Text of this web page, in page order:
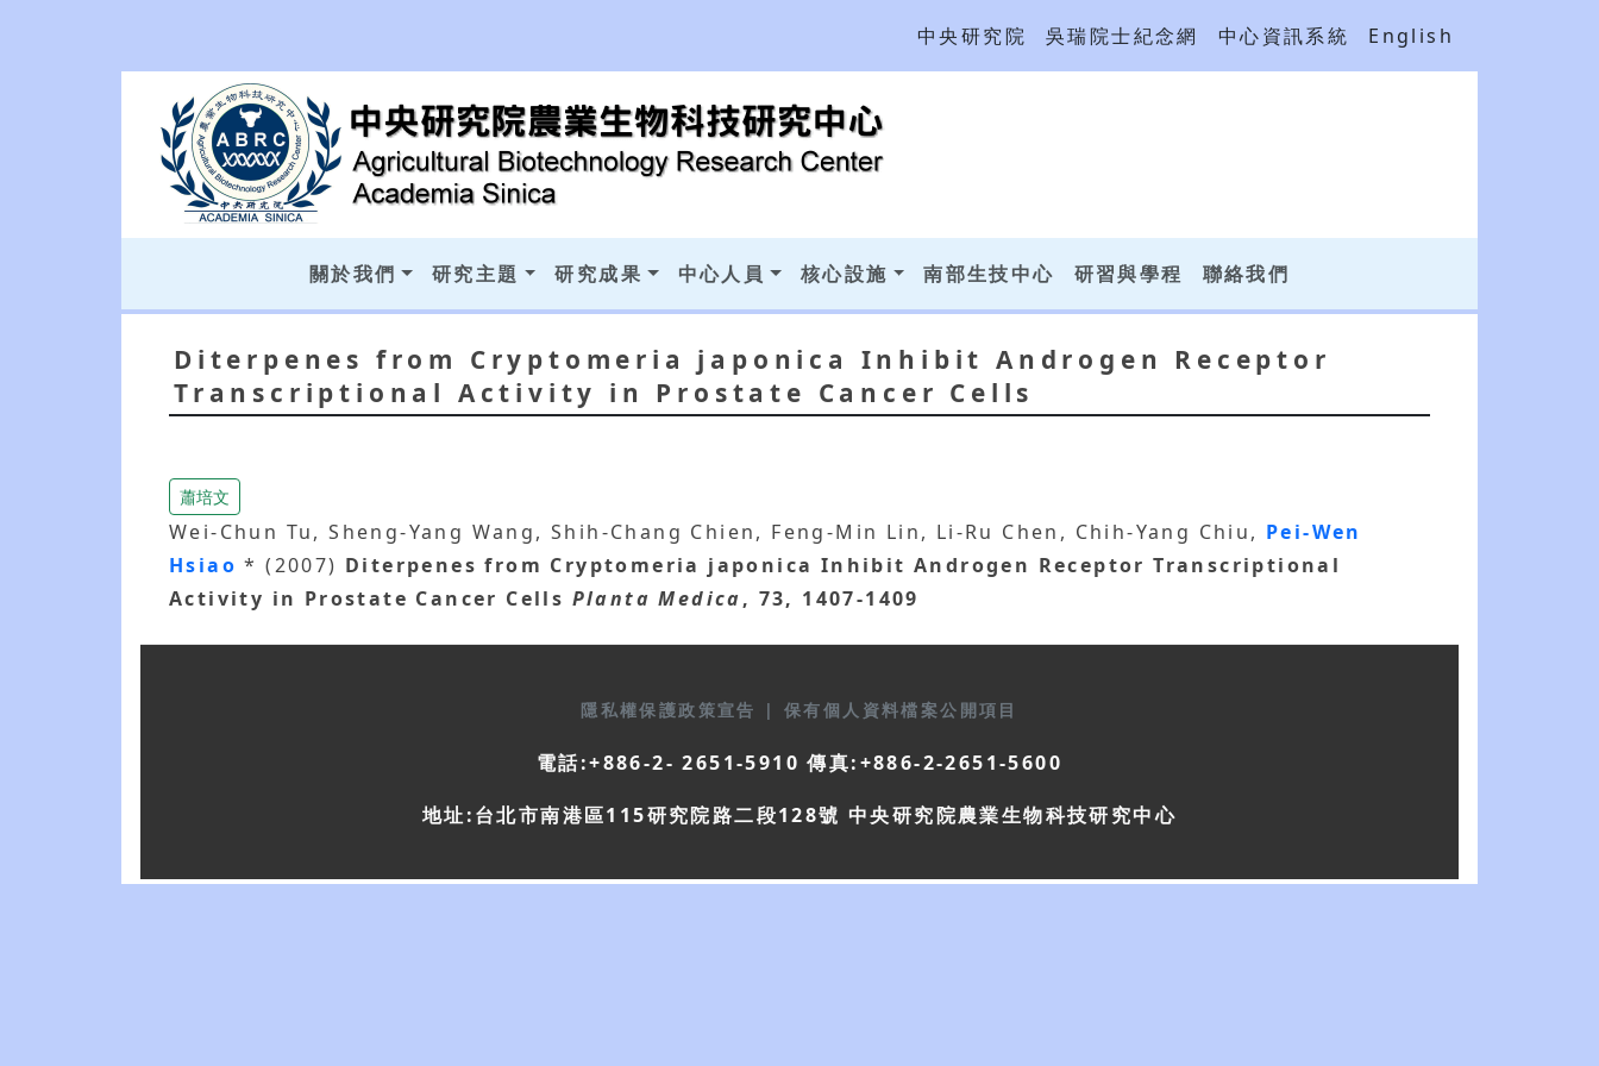
中央研究院 吳瑞院士紀念網 中心資訊系統 English
關於我們 研究主題 研究成果 中心人員 核心設施 南部生技中心 研習與學程 聯絡我們
Diterpenes from Cryptomeria japonica Inhibit Androgen Receptor
Transcriptional Activity in Prostate Cancer Cells
蕭培文
Wei-Chun Tu, Sheng-Yang Wang, Shih-Chang Chien, Feng-Min Lin, Li-Ru Chen, Chih-Yang Chiu, Pei-Wen
Hsiao* (2007) Diterpenes from Cryptomeria japonica Inhibit Androgen Receptor Transcriptional
Activity in Prostate Cancer Cells Planta Medica, 73, 1407-1409
隱私權保護政策宣告 | 保有個人資料檔案公開項目
電話:+886-2- 2651-5910 傳真:+886-2-2651-5600
地址:台北市南港區115研究院路二段128號 中央研究院農業生物科技研究中心